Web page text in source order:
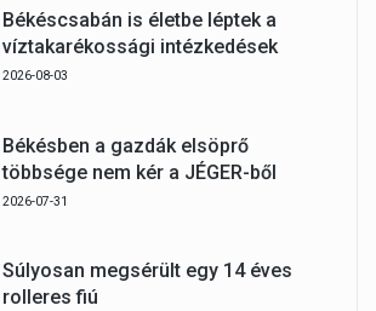
Békéscsabán is életbe léptek a
víztakarékossági intézkedések
2026-08-03
Békésben a gazdák elsöprő
többsége nem kér a JÉGER-ből
2026-07-31
Súlyosan megsérült egy 14 éves
rolleres fiú